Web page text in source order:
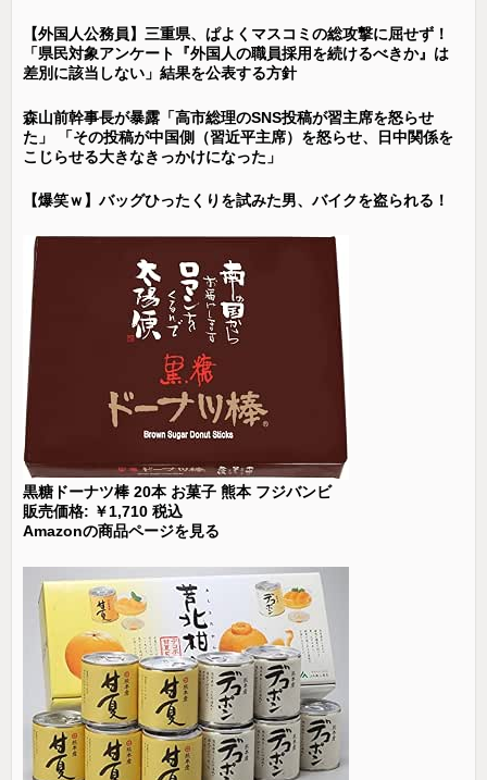
【外国人公務員】三重県、ぱよくマスコミの総攻撃に屈せず！
「県民対象アンケート『外国人の職員採用を続けるべきか』は
差別に該当しない」結果を公表する方針
森山前幹事長が暴露「高市総理のSNS投稿が習主席を怒らせ
た」 「その投稿が中国側（習近平主席）を怒らせ、日中関係を
こじらせる大きなきっかけになった」
【爆笑ｗ】バッグひったくりを試みた男、バイクを盗られる！
黒糖ドーナツ棒 20本 お菓子 熊本 フジバンビ
販売価格: ￥1,710 税込
Amazonの商品ページを見る